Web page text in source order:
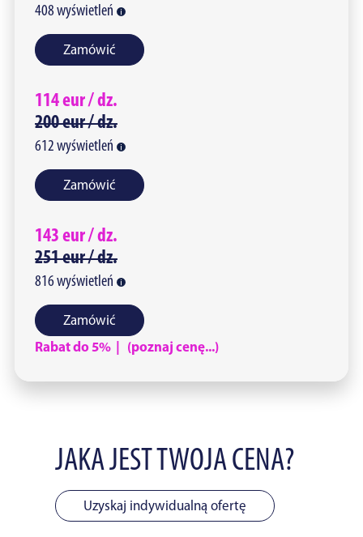
408 wyświetleń
Zamówić
114eur /dz.
200eur /dz.
612 wyświetleń
Zamówić
143 eur /dz.
251eur /dz.
816wyświetleń
Zamówić
Rabat do 5% | (poznaj cenę...)
JAKA JEST TWOJA CENA?
Uzyskaj indywidualną ofertę